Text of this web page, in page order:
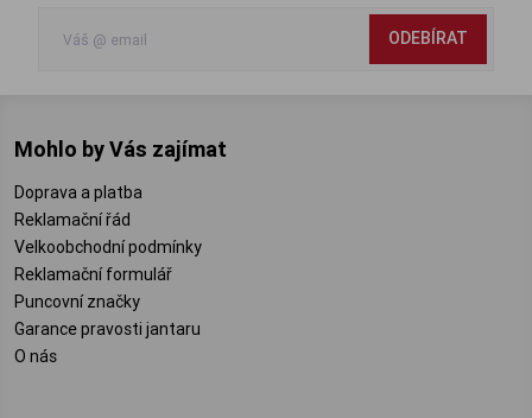
ODEBÍRAT
Mohlo by Vás zajímat
Doprava a platba
Reklamační řád
Velkoobchodní podmínky
Reklamační formulář
Puncovní značky
Garance pravosti jantaru
O nás